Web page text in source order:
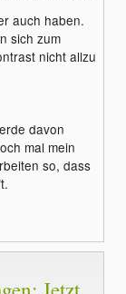
auch haben.
sich zum
nicht allzu
davon
mal mein
so, dass